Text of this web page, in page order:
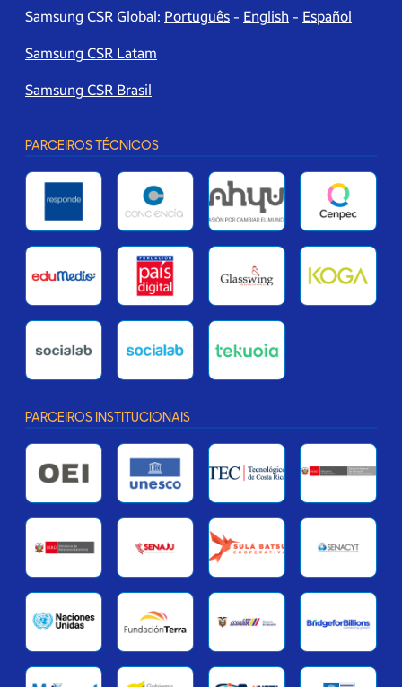
Samsung CSR Global: Português - English - Español
Samsung CSR Latam
Samsung CSR Brasil
PARCEIROS TÉCNICOS
PARCEIROS INSTITUCIONAIS